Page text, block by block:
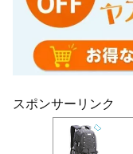
スポンサーリンク